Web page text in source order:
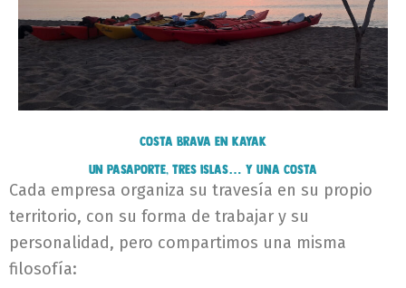
Costa Brava en kayak
Un pasaporte, tres islas… y una costa
Cada empresa organiza su travesía en su propio
territorio, con su forma de trabajar y su
personalidad, pero compartimos una misma
filosofía: